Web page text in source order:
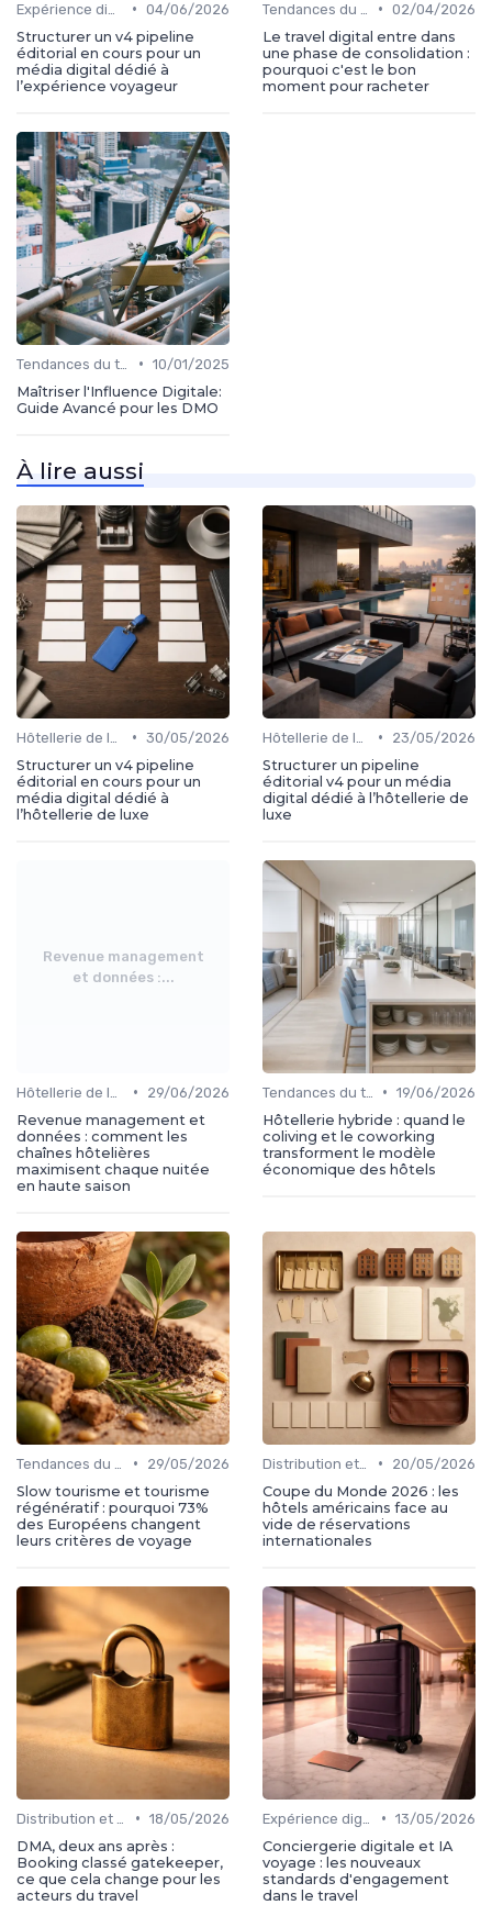
• 04/06/2026
Structurer un v4 pipeline
éditorial en cours pour un
média digital dédié à
l’expérience voyageur
• 02/04/2026
Le travel digital entre dans
une phase de consolidation :
pourquoi c'est le bon
moment pour racheter
• 10/01/2025
Maîtriser l'Influence Digitale:
Guide Avancé pour les DMO
À lire aussi
• 30/05/2026
Structurer un v4 pipeline
éditorial en cours pour un
média digital dédié à
l’hôtellerie de luxe
•
23/05/2026
Structurer un pipeline
éditorial v4 pour un média
digital dédié à l’hôtellerie de
luxe
Revenue management
et données :...
•
29/06/2026
Revenue management et
données : comment les
chaînes hôtelières
maximisent chaque nuitée
en haute saison
• 19/06/2026
Hôtellerie hybride : quand le
coliving et le coworking
transforment le modèle
économique des hôtels
•
29/05/2026
Slow tourisme et tourisme
régénératif : pourquoi 73%
des Européens changent
leurs critères de voyage
•
20/05/2026
Coupe du Monde 2026 : les
hôtels américains face au
vide de réservations
internationales
• 18/05/2026
DMA, deux ans après :
Booking classé gatekeeper,
ce que cela change pour les
acteurs du travel
• 13/05/2026
Conciergerie digitale et IA
voyage : les nouveaux
standards d'engagement
dans le travel